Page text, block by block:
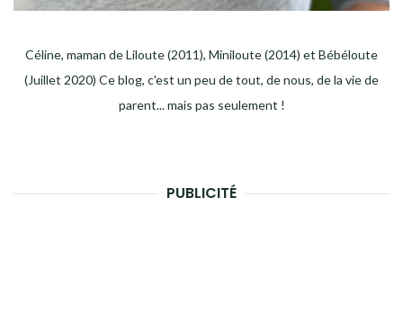
Céline, maman de Liloute (2011), Miniloute (2014) et Bébéloute
(Juillet 2020) Ce blog, c'est un peu de tout, de nous, de la vie de
parent... mais pas seulement !
PUBLICITÉ